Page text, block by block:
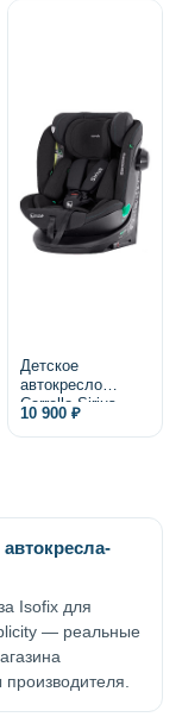
Детское
автокресло
Carrello Sirius
10 900 ₽
Isofix для
— реальные